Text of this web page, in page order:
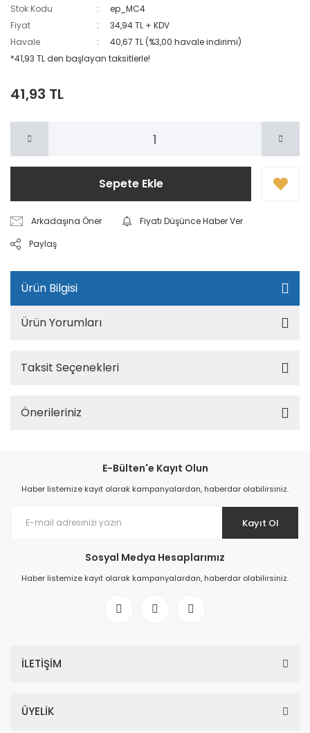
Stok Kodu
ep_MC4
Fiyat
34,94 TL + KDV
Havale
40,67 TL (%3,00 havale indirimi)
*41,93 TL den başlayan taksitlerle!
41,93 TL
Sepete Ekle
Arkadaşına Öner
Fiyatı Düşünce Haber Ver
Paylaş
Ürün Bilgisi
Ürün Yorumları
Taksit Seçenekleri
Önerileriniz
E-Bülten'e Kayıt Olun
Haber listemize kayıt olarak kampanyalardan, haberdar olabilirsiniz.
Kayıt Ol
Sosyal Medya Hesaplarımız
Haber listemize kayıt olarak kampanyalardan, haberdar olabilirsiniz.
İLETİŞİM
ÜYELİK